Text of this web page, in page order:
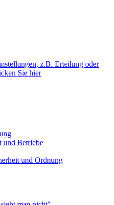
z.B. Erteilung oder
Sie hier
und Betriebe
und Ordnung